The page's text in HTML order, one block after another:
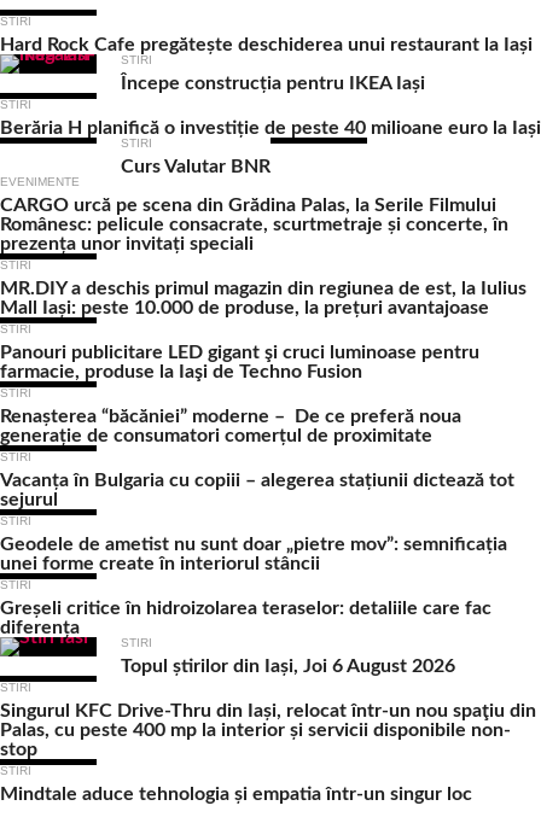
STIRI
Hard Rock Cafe pregătește deschiderea unui restaurant la Iași
STIRI
Începe construcția pentru IKEA Iași
STIRI
Berăria H planifică o investiție de peste 40 milioane euro la Iași
STIRI
Curs Valutar BNR
EVENIMENTE
CARGO urcă pe scena din Grădina Palas, la Serile Filmului
Românesc: pelicule consacrate, scurtmetraje și concerte, în
prezența unor invitați speciali
STIRI
MR.DIY a deschis primul magazin din regiunea de est, la Iulius
Mall Iași: peste 10.000 de produse, la prețuri avantajoase
STIRI
Panouri publicitare LED gigant şi cruci luminoase pentru
farmacie, produse la Iaşi de Techno Fusion
STIRI
Renașterea “băcăniei” moderne – De ce preferă noua
generație de consumatori comerțul de proximitate
STIRI
Vacanța în Bulgaria cu copiii – alegerea stațiunii dictează tot
sejurul
STIRI
Geodele de ametist nu sunt doar „pietre mov”: semnificația
unei forme create în interiorul stâncii
STIRI
Greșeli critice în hidroizolarea teraselor: detaliile care fac
diferența
STIRI
Topul știrilor din Iași, Joi 6 August 2026
STIRI
Singurul KFC Drive-Thru din Iași, relocat într-un nou spaţiu din
Palas, cu peste 400 mp la interior și servicii disponibile non-
stop
STIRI
Mindtale aduce tehnologia și empatia într-un singur loc